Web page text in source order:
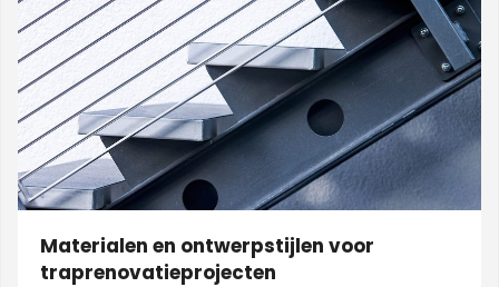
Materialen en ontwerpstijlen voor
traprenovatieprojecten